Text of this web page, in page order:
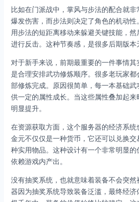
比如在门派战中，掌风与步法的配合就非
爆发伤害，而步法则决定了角色的机动
用步法的短距离移动来躲避关键技能，
进行反击。这种节奏感，是很多后期版本
对于新手来说，前期最重要的一件事情
是合理安排武功修炼顺序。很多老玩家
部修炼完成。原因很简单，每一本基础
供一定的属性成长。当这些属性叠加起
明显提升。
在资源获取方面，这个服务器的经济系
金元不仅仅是一种货币，它还可以兑换
种实用物品。这种设计有一个非常明显
依赖游戏内产出。
没有抽奖系统，也就意味着装备不会突
器因为抽奖系统导致装备泛滥，最终经